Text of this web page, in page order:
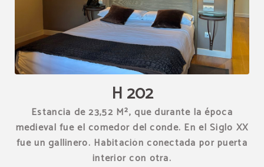
[{"url":"https:\/\/synergy.booking-
channel.com\/api\/hotels\/1539\/medias\/280#Hotel Restaurante
Torre Zumeltzegi_O\u00f1ate_H 202","name":""}]
H 202
Estancia de 23,52 M², que durante la época
medieval fue el comedor del conde. En el Siglo XX
fue un gallinero. Habitación conectada por puerta
interior con otra.